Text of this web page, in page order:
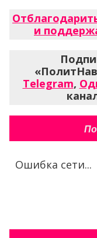
и
Telegram,
Ошибка сети...